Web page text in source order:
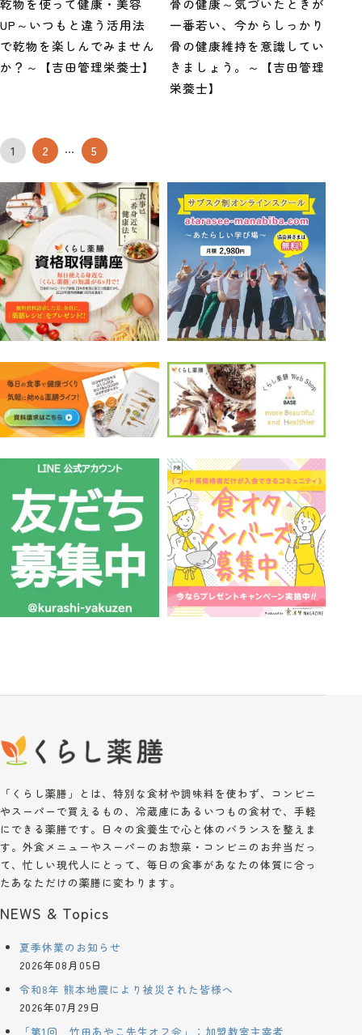
乾物を使って健康・美容
UP～いつもと違う活用法
で乾物を楽しんでみません
か？～【吉田管理栄養士】
骨の健康～気づいたときが
一番若い、今からしっかり
骨の健康維持を意識してい
きましょう。～【吉田管理
栄養士】
投
稿
の
ペ
ー
ジ
送
り
1 2 … 5
「くらし薬膳」とは、特別な食材や調味料を使わず、コンビニ
やスーパーで買えるもの、冷蔵庫にあるいつもの食材で、手軽
にできる薬膳です。日々の食養生で心と体のバランスを整えま
す。外食メニューやスーパーのお惣菜・コンビニのお弁当だっ
て、忙しい現代人にとって、毎日の食事があなたの体質に合っ
たあなただけの薬膳に変わります。
NEWS & Topics
夏季休業のお知らせ
2026年08月05日
令和8年 熊本地震により被災された皆様へ
2026年07月29日
「第1回 竹田あやこ先生オフ会」：加盟教室主宰者